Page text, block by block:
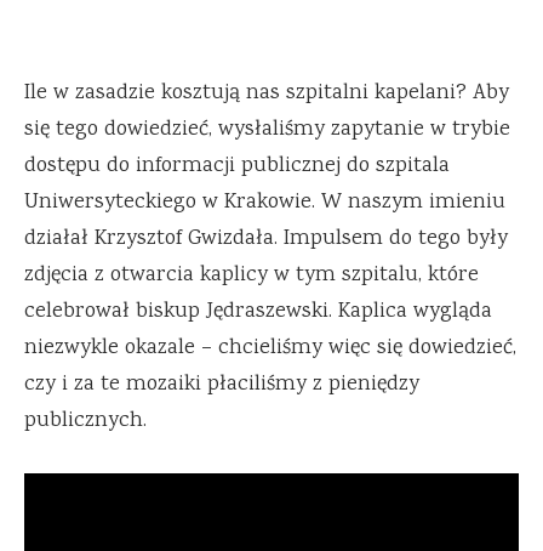
Ile w zasadzie kosztują nas szpitalni kapelani? Aby
się tego dowiedzieć, wysłaliśmy zapytanie w trybie
dostępu do informacji publicznej do szpitala
Uniwersyteckiego w Krakowie. W naszym imieniu
działał Krzysztof Gwizdała. Impulsem do tego były
zdjęcia z otwarcia kaplicy w tym szpitalu, które
celebrował biskup Jędraszewski. Kaplica wygląda
niezwykle okazale – chcieliśmy więc się dowiedzieć,
czy i za te mozaiki płaciliśmy z pieniędzy
publicznych.